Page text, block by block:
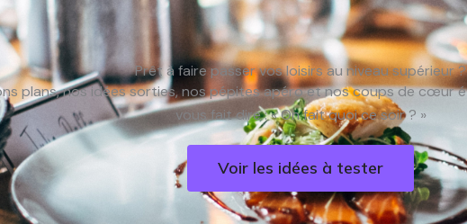
Prêt à faire passer vos loisirs au niveau supérieur ?
plans, nos idées sorties, nos pépites apéro et nos coups de cœur
vous fait dire : « On fait quoi ce soir ? »
Voir les idées à tester